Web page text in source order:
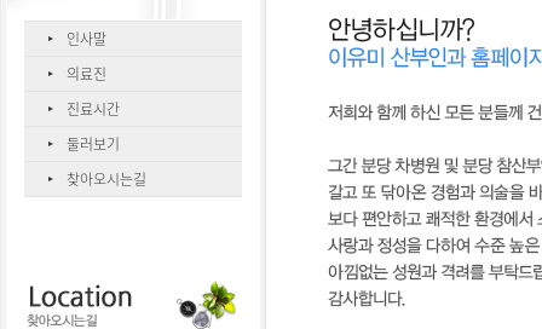
인사말
의료진
진료시간
둘러보기
찾아오시는길